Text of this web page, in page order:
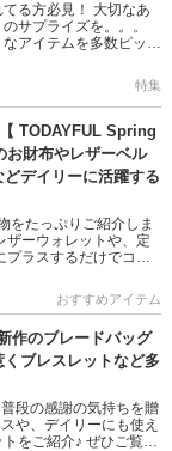
る方必見！ 大切なあ
サプライズを。。。
アイテムを多数ピック
特集
TODAYFUL Spring
財布やレザーベル
どデイリーに活躍する
をたっぷりご紹介しま
ザーウォレットや、定
プラスするだけでコー
おすすめアイテム
作のブレードバッグ
ブレスレットなど多
段の感謝の気持ちを贈
や、デイリーにも使え
をご紹介♪ ぜひご覧く